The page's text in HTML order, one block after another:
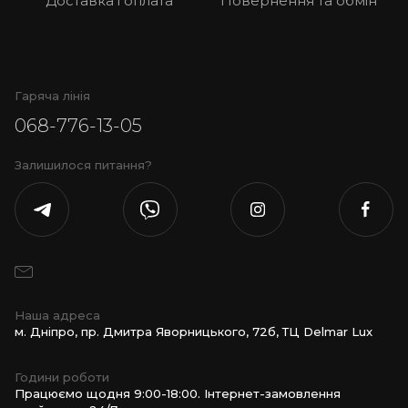
Професійні кавомашини
Гаряча лінія
068-776-13-05
Залишилося питання?
Наша адреса
м. Дніпро, пр. Дмитра Яворницького, 72б, ТЦ Delmar Lux
Години роботи
Працюємо щодня 9:00-18:00. Інтернет-замовлення